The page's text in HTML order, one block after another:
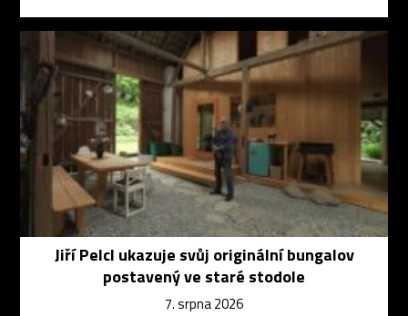
Jiří Pelcl ukazuje svůj originální bungalov
postavený ve staré stodole
7. srpna 2026